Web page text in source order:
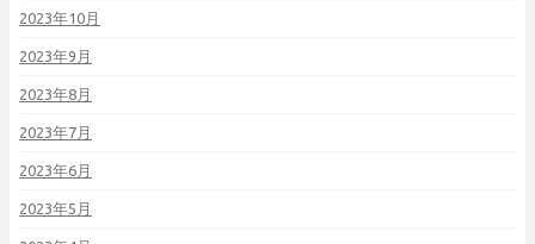
2023年10月
2023年9月
2023年8月
2023年7月
2023年6月
2023年5月